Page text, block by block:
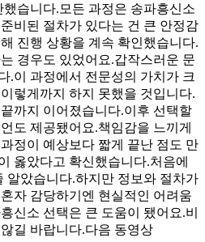
습니다.모든 과정은 송파흥신소
비된 절차가 있다는 건 큰 안정감
진행 상황을 계속 확인했습니다.
경우도 있었어요.갑작스러운 문
.이 과정에서 전문성의 가치가 크
렇게까지 하지 못했을 것입니다.
까지 이어졌습니다.이후 선택할
도 제공됐어요.책임감을 느끼게
정이 예상보다 짧게 끝난 점도 만
옳았다고 확신했습니다.처음에
알았습니다.하지만 정보와 절차가
자 감당하기엔 현실적인 어려움
신소 선택은 큰 도움이 됐어요.비
길 바랍니다.다음 동영상